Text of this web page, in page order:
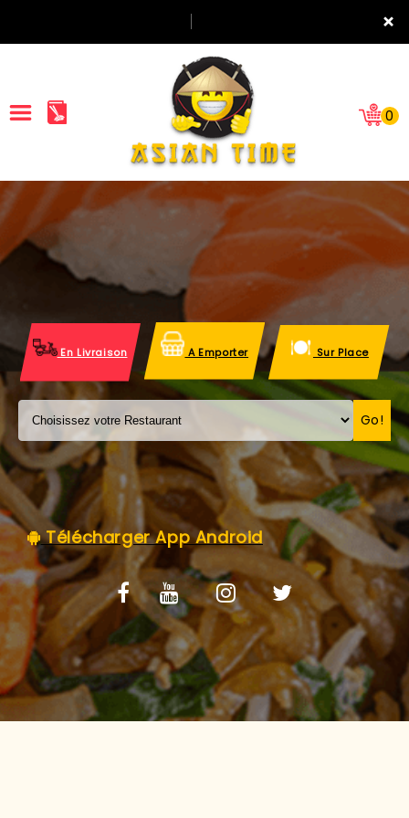
×
ACCUEIL
LA CARTE
VOS AVIS
MENTIONS LÉGALES
C.G.V
0
En Livraison A Emporter Sur Place
Go!
Télécharger App Android